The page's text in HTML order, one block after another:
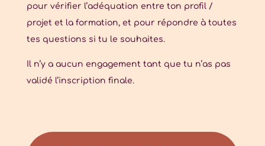
pour vérifier l’adéquation entre ton profil /
projet et la formation, et pour répondre à toutes
tes questions si tu le souhaites.
Il n’y a aucun engagement tant que tu n’as pas
validé l’inscription finale.